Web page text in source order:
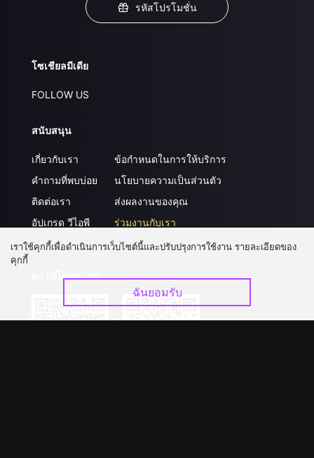
รหัสโปรโมชั่น
โซเชียลมีเดีย
FOLLOW US
สนับสนุน
เกี่ยวกับเรา
คำถามที่พบบ่อย
ติดต่อเรา
อัปเกรด วีไอพี
ข้อกำหนดในการให้บริการ
นโยบายความเป็นส่วนตัว
ส่งผลงานของคุณ
ร่วมงานกับเรา
ดาวน์โหลดแอป
เราใช้คุกกี้เพื่อดำเนินการเว็บไซต์นี้และปรับปรุงการใช้งาน รายละเอียดของ
คุกกี้
ฉันยอมรับ